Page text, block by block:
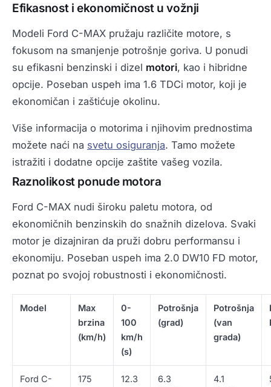
Efikasnost i ekonomičnost u vožnji
Modeli Ford C-MAX pružaju različite motore, s
fokusom na smanjenje potrošnje goriva. U ponudi
su efikasni benzinski i dizel motori, kao i hibridne
opcije. Poseban uspeh ima 1.6 TDCi motor, koji je
ekonomičan i zaštićuje okolinu.
Više informacija o motorima i njihovim prednostima
možete naći na svetu osiguranja. Tamo možete
istražiti i dodatne opcije zaštite vašeg vozila.
Raznolikost ponude motora
Ford C-MAX nudi široku paletu motora, od
ekonomičnih benzinskih do snažnih dizelova. Svaki
motor je dizajniran da pruži dobru performansu i
ekonomiju. Poseban uspeh ima 2.0 DW10 FD motor,
poznat po svojoj robustnosti i ekonomičnosti.
Model
Max
brzina
(km/h)
0-
100
km/h
(s)
Potrošnja
(grad)
Potrošnja
(van
grada)
Ford C-
175 12.3
6.3
4.1